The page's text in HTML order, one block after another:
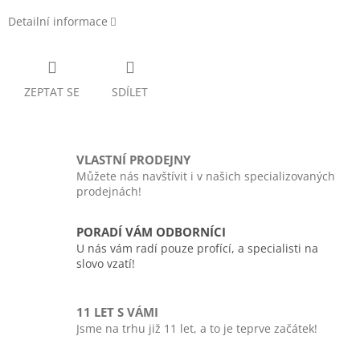
Detailní informace
ZEPTAT SE SDÍLET
VLASTNÍ PRODEJNY
Můžete nás navštívit i v našich specializovaných
prodejnách!
PORADÍ VÁM ODBORNÍCI
U nás vám radí pouze profící, a specialisti na
slovo vzatí!
11 LET S VÁMI
Jsme na trhu již 11 let, a to je teprve začátek!